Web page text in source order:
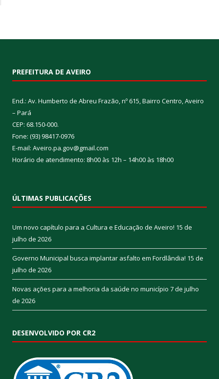
PREFEITURA DE AVEIRO
End.: Av. Humberto de Abreu Frazão, nº 615, Bairro Centro, Aveiro
– Pará
CEP: 68.150-000.
Fone: (93) 98417-0976
E-mail: Aveiro.pa.gov@gmail.com
Horário de atendimento: 8h00 às 12h – 14h00 às 18h00
ÚLTIMAS PUBLICAÇÕES
Um novo capítulo para a Cultura e Educação de Aveiro! 15 de
julho de 2026
Governo Municipal busca implantar asfalto em Fordlândia! 15 de
julho de 2026
Novas ações para a melhoria da saúde no município 7 de julho
de 2026
DESENVOLVIDO POR CR2